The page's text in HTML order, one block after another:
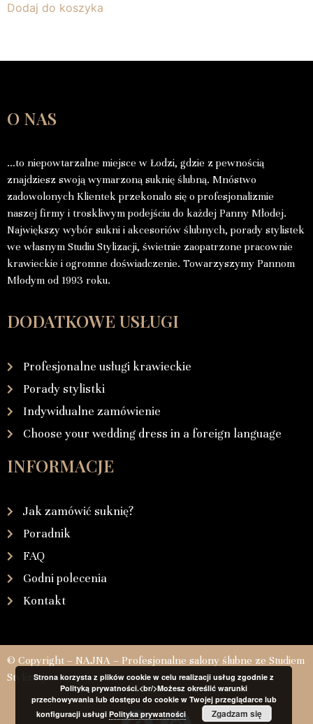
Dodaj do koszyka
O NAS
…to niepowtarzalne miejsce w Łodzi, gdzie z pewnością
znajdziesz swoją wymarzoną suknię ślubną. Mnóstwo
zadowolonych Klientek przekonało się o profesjonalizmie
naszej firmy i troskliwym podejściu do każdej Panny Młodej.
Największy wybór sukni i akcesoriów ślubnych, porady stylistek
we własnym Studiu Stylizacji, świetnie zaopatrzone pracownie
krawieckie i ogromne doświadczenie. Towarzyszymy Pannom
Młodym od 1993 roku.
DODATKOWE USŁUGI
Profesjonalne usługi krawieckie
Porady stylistki
Indywidualne zamówienie
Choose your wedding dress in a foreign language
INFORMACJE
Jak zamówić suknię?
Poradnik
FAQ
Godni polecenia
Kontakt
© Copyright – NAJNA – Profesjonalne salony ślubne ze Studiem
StylizacjiStrona korzysta z plików cookie w celu realizacji usług zgodnie z
Polityką prywatności.<br/>Możesz określić warunki
przechowywania lub dostępu do cookie w Twojej przeglądarce lub
konfiguracji usługi Polityka prywatności Zgadzam się